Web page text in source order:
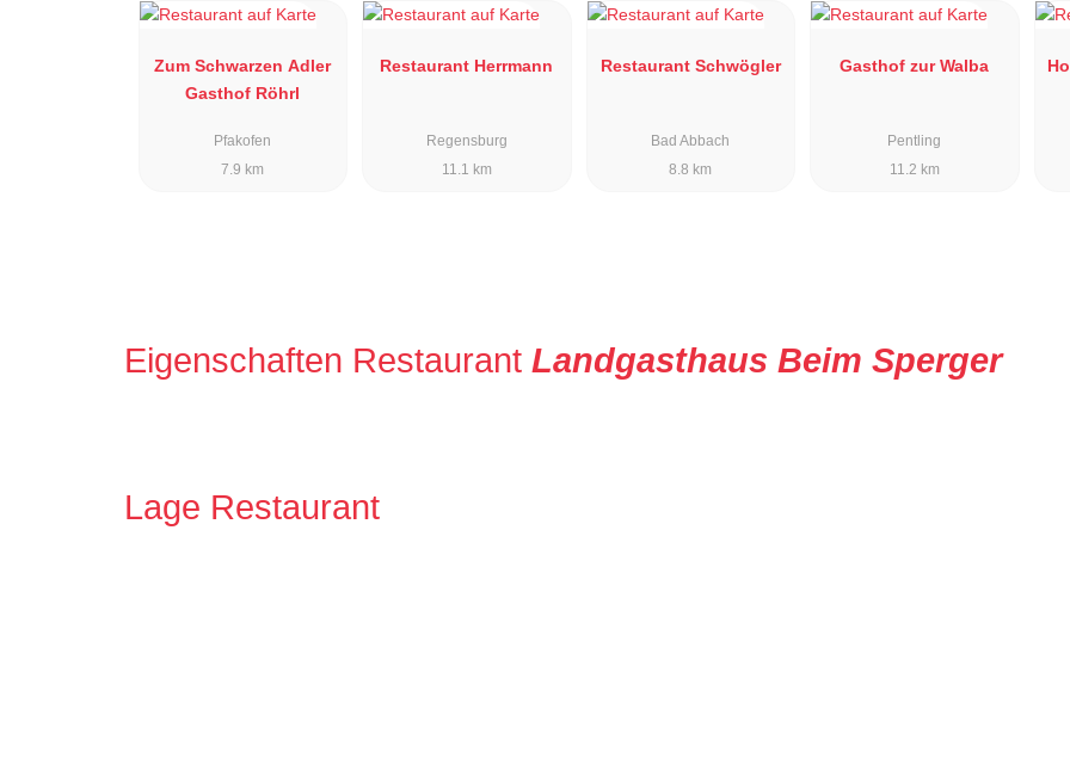
Zum Schwarzen Adler
Gasthof Röhrl
Pfakofen
7.9 km
Restaurant Herrmann
Regensburg
11.1 km
Restaurant Schwögler
Bad Abbach
8.8 km
Gasthof zur Walba
Pentling
11.2 km
Eigenschaften Restaurant Landgasthaus Beim Sperger
Lage Restaurant